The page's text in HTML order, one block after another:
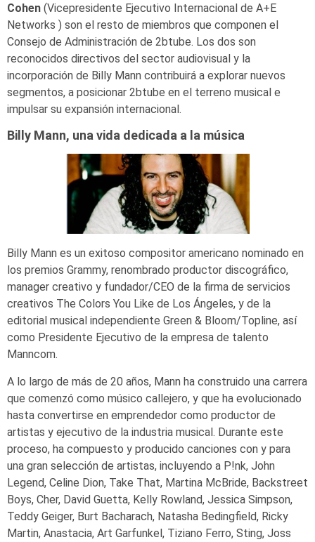
Cohen (Vicepresidente Ejecutivo Internacional de A+E
Networks ) son el resto de miembros que componen el
Consejo de Administración de 2btube. Los dos son
reconocidos directivos del sector audiovisual y la
incorporación de Billy Mann contribuirá a explorar nuevos
segmentos, a posicionar 2btube en el terreno musical e
impulsar su expansión internacional.
Billy Mann, una vida dedicada a la música
Billy Mann es un exitoso compositor americano nominado en
los premios Grammy, renombrado productor discográfico,
manager creativo y fundador/CEO de la firma de servicios
creativos The Colors You Like de Los Ángeles, y de la
editorial musical independiente Green & Bloom/Topline, así
como Presidente Ejecutivo de la empresa de talento
Manncom.
A lo largo de más de 20 años, Mann ha construido una carrera
que comenzó como músico callejero, y que ha evolucionado
hasta convertirse en emprendedor como productor de
artistas y ejecutivo de la industria musical. Durante este
proceso, ha compuesto y producido canciones con y para
una gran selección de artistas, incluyendo a P!nk, John
Legend, Celine Dion, Take That, Martina McBride, Backstreet
Boys, Cher, David Guetta, Kelly Rowland, Jessica Simpson,
Teddy Geiger, Burt Bacharach, Natasha Bedingfield, Ricky
Martin, Anastacia, Art Garfunkel, Tiziano Ferro, Sting, Joss